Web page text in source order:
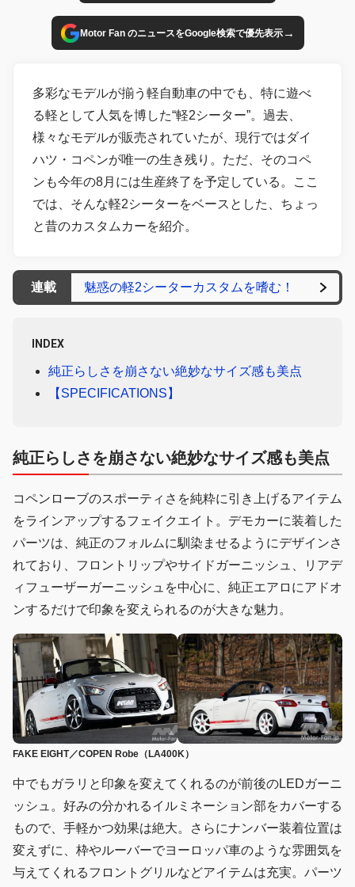
Motor Fan のニュースをGoogle検索で優先表示→
多彩なモデルが揃う軽自動車の中でも、特に遊べ
る軽として人気を博した“軽2シーター”。過去、
様々なモデルが販売されていたが、現行ではダイ
ハツ・コペンが唯一の生き残り。ただ、そのコペ
ンも今年の8月には生産終了を予定している。ここ
では、そんな軽2シーターをベースとした、ちょっ
と昔のカスタムカーを紹介。
連載 魅惑の軽2シーターカスタムを嗜む！
INDEX
純正らしさを崩さない絶妙なサイズ感も美点
【SPECIFICATIONS】
純正らしさを崩さない絶妙なサイズ感も美点
コペンローブのスポーティさを純粋に引き上げるアイテム
をラインアップするフェイクエイト。デモカーに装着した
パーツは、純正のフォルムに馴染ませるようにデザインさ
れており、フロントリップやサイドガーニッシュ、リアデ
ィフューザーガーニッシュを中心に、純正エアロにアドオ
ンするだけで印象を変えられるのが大きな魅力。
FAKE EIGHT／COPEN Robe（LA400K）
中でもガラリと印象を変えてくれるのが前後のLEDガーニ
ッシュ。好みの分かれるイルミネーション部をカバーする
もので、手軽かつ効果は絶大。さらにナンバー装着位置は
変えずに、枠やルーバーでヨーロッパ車のような雰囲気を
与えてくれるフロントグリルなどアイテムは充実。パーツ